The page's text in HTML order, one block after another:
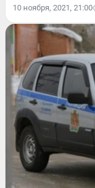
10 ноября, 2021, 21:00